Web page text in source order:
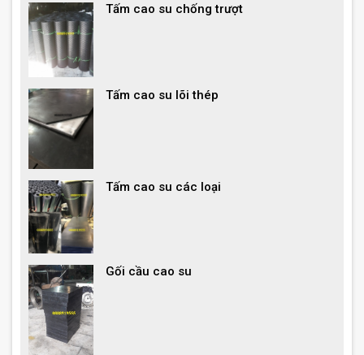
Tấm cao su chống trượt
Tấm cao su lõi thép
Tấm cao su các loại
Gối cầu cao su